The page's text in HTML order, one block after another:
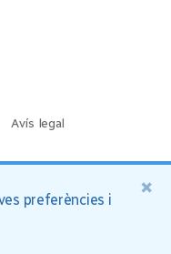
Avís legal
preferències i
×